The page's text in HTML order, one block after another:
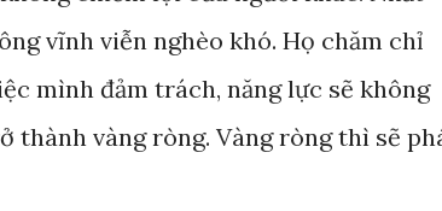
vĩnh viễn nghèo khó. Họ chăm chỉ
mình đảm trách, năng lực sẽ không
thành vàng ròng. Vàng ròng thì sẽ